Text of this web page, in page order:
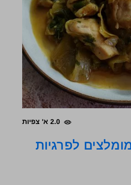
2.0 א' צפיות